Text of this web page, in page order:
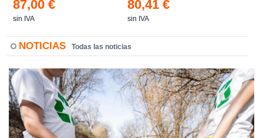
87,00 €
sin IVA
80,41 €
sin IVA
NOTICIAS Todas las noticias